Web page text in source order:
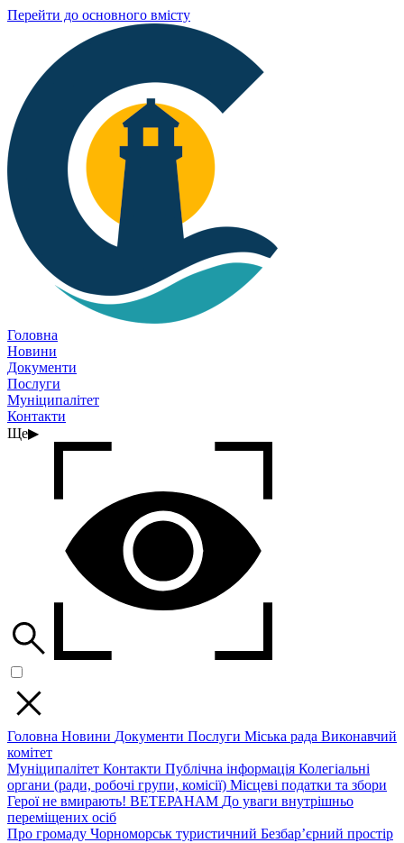
Перейти до основного вмісту
Головна
Новини
Документи
Послуги
Муніципалітет
Контакти
Ще▶
Головна Новини Документи Послуги Міська рада Виконавчий
комітет
Муніципалітет Контакти Публічна інформація Колегіальні
органи (ради, робочі групи, комісії) Місцеві податки та збори
Герої не вмирають! ВЕТЕРАНАМ До уваги внутрішньо
переміщених осіб
Про громаду Чорноморськ туристичний Безбар’єрний простір